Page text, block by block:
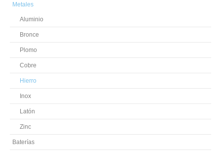
Metales
Aluminio
Bronce
Plomo
Cobre
Hierro
Inox
Latón
Zinc
Baterías